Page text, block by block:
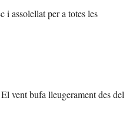
assolellat per a totes les
vent bufa lleugerament des del